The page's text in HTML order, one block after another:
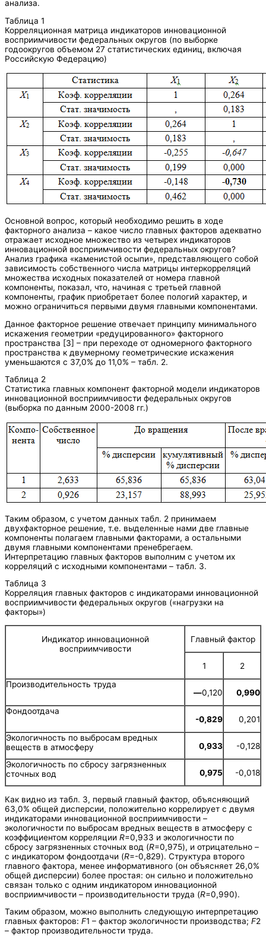
анализа.
Таблица 1
Корреляционная матрица индикаторов инновационной
восприимчивости федеральных округов (по выборке
годоокругов объемом 27 статистических единиц, включая
Российскую Федерацию)
Основной вопрос, который необходимо решить в ходе
факторного анализа – какое число главных факторов адекватно
отражает исходное множество из четырех индикаторов
инновационной восприимчивости федеральных округов?
Анализ графика «каменистой осыпи», представляющего собой
зависимость собственного числа матрицы интеркорреляций
множества исходных показателей от номера главной
компоненты, показал, что, начиная с третьей главной
компоненты, график приобретает более пологий характер, и
можно ограничиться первыми двумя главными компонентами.
Данное факторное решение отвечает принципу минимального
искажения геометрии «редуцированного» факторного
пространства [3] – при переходе от одномерного факторного
пространства к двумерному геометрические искажения
уменьшаются с 37,0% до 11,0% – табл. 2.
Таблица 2
Статистика главных компонент факторной модели индикаторов
инновационной восприимчивости федеральных округов
(выборка по данным 2000-2008 гг.)
Таким образом, с учетом данных табл. 2 принимаем
двухфакторное решение, т.е. выделенные нами две главные
компоненты полагаем главными факторами, а остальными
двумя главными компонентами пренебрегаем.
Интерпретацию главных факторов выполним с учетом их
корреляций с исходными компонентами – табл. 3.
Таблица 3
Корреляция главных факторов с индикаторами инновационной
восприимчивости федеральных округов («нагрузки на
факторы»)
Индикатор инновационной
восприимчивости
Главный фактор
1
2
Производительность труда
—0,120 0,990
Фондоотдача
-0,829
0,201
Экологичность по выбросам вредных
веществ в атмосферу
0,933
-0,128
Экологичность по сбросу загрязненных
сточных вод
0,975 -0,018
Как видно из табл. 3, первый главный фактор, объясняющий
63,0% общей дисперсии, положительно коррелирует с двумя
индикаторами инновационной восприимчивости –
экологичности по выбросам вредных веществ в атмосферу с
коэффициентом корреляции R=0,933 и экологичности по
сбросу загрязненных сточных вод (R=0,975), и отрицательно –
с индикатором фондоотдачи (R=-0,829). Структура второго
главного фактора, менее информативного (он объясняет 26,0%
общей дисперсии) более простая: он сильно и положительно
связан только с одним индикатором инновационной
восприимчивости – производительности труда (R=0,990).
Таким образом, можно выполнить следующую интерпретацию
главных факторов: F1 – фактор экологичности производства; F2
– фактор производительности труда.